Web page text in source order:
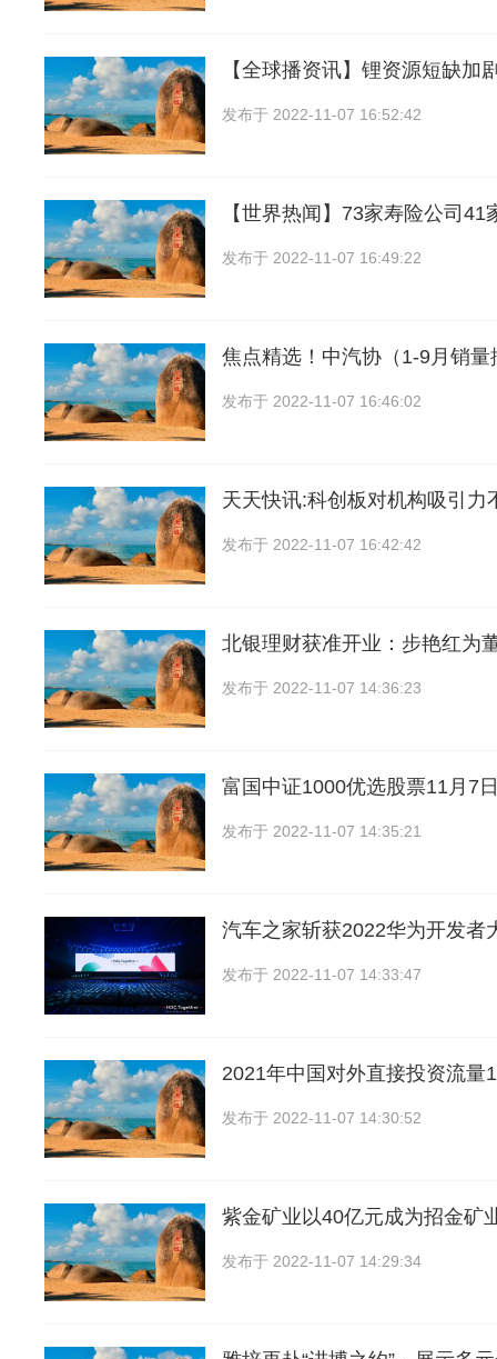
【全球播资讯】锂资源短缺加
发布于 2022-11-07 16:52:42
【世界热闻】73家寿险公司41
发布于 2022-11-07 16:49:22
焦点精选！中汽协（1-9月销量
发布于 2022-11-07 16:46:02
天天快讯:科创板对机构吸引力
发布于 2022-11-07 16:42:42
北银理财获准开业：步艳红为
发布于 2022-11-07 14:36:23
富国中证1000优选股票11月7
发布于 2022-11-07 14:35:21
汽车之家斩获2022华为开发者
发布于 2022-11-07 14:33:47
2021年中国对外直接投资流量
发布于 2022-11-07 14:30:52
紫金矿业以40亿元成为招金矿
发布于 2022-11-07 14:29:34